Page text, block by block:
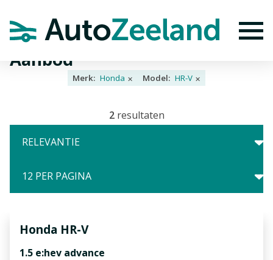
Aanbod
Merk: Honda ✕ Model: HR-V ✕
2resultaten
Honda HR-V
1.5 e:hev advance